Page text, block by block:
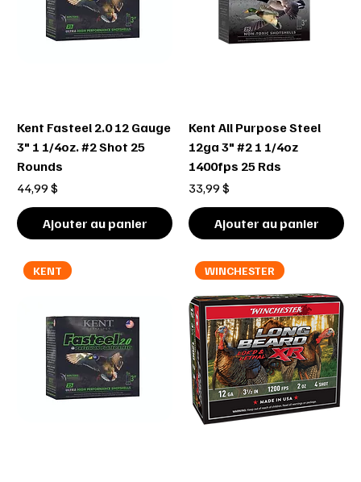
Kent Fasteel 2.0 12 Gauge
3" 1 1/4oz. #2 Shot 25
Rounds
Prix
44,99 $
Ajouter au panier
Kent All Purpose Steel
12ga 3" #2 1 1/4oz
1400fps 25 Rds
Prix
33,99 $
Ajouter au panier
KENT WINCHESTER